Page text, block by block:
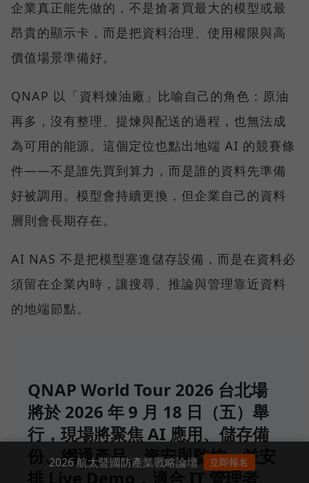
企業真正能先做的，不是搶著買最大的模型或最
昂貴的顯示卡，而是把資料治理、使用權限與高
價值場景準備好。
QNAP 以「資料煉油廠」比喻自己的角色：原油
再多，沒有整理、提煉與配送的過程，也無法成
為可用的能源。這個定位也點出地端 AI 的競賽條
件——不是誰先買到算力，而是誰的資料先準備
好被調用。模型會持續更換，但企業自己的資料
層則會長期存在。
AI NAS 不是把模型塞進儲存設備，而是在資料必
須留在企業內時，讓搜尋、推論與管理靠近資料
的地端節點。
QNAP World Tour 2026 台北場
將於 2026 年 9 月 18 日（五）舉
行，現場將聚焦 AI 應用、儲存備
份、網通產品、資安與監控，並安
排 Live Demo，適合 IT 管理者、
2026 航太暨國防產業戰略論壇 立即報名